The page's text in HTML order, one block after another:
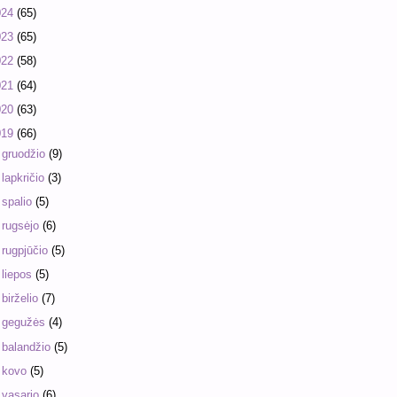
(65)
(65)
(58)
(64)
(63)
(66)
gruodžio(9)
lapkričio(3)
spalio(5)
rugsėjo(6)
rugpjūčio(5)
liepos(5)
birželio(7)
gegužės(4)
balandžio(5)
kovo(5)